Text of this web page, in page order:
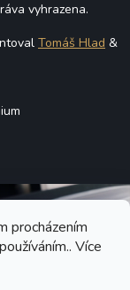
procházením
Více
vyhrazena.
Tomáš Hlad &